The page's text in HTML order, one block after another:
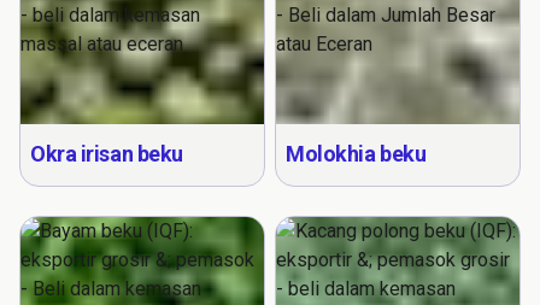
Okra irisan beku Molokhia beku